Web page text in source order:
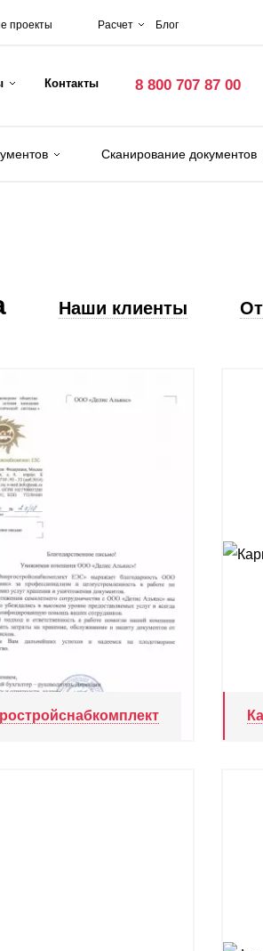
проекты Расчет Блог
Контакты 8 800 707 87 00
Сканирование документов
Наши клиенты